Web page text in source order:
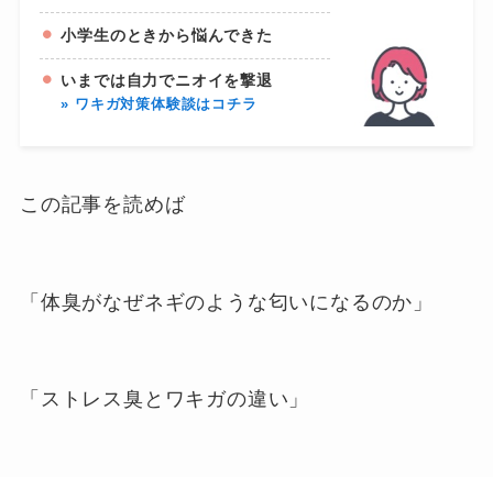
小学生のときから悩んできた
いまでは自力でニオイを撃退
» ワキガ対策体験談はコチラ
この記事を読めば
「体臭がなぜネギのような匂いになるのか」
「ストレス臭とワキガの違い」